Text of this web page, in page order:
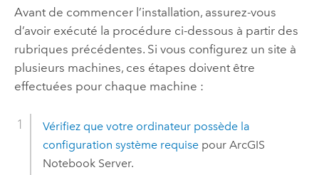
Avant de commencer l’installation, assurez-vous
d’avoir exécuté la procédure ci-dessous à partir des
rubriques précédentes. Si vous configurez un site à
plusieurs machines, ces étapes doivent être
effectuées pour chaque machine :
Vérifiez que votre ordinateur possède la
configuration système requisepour ArcGIS
Notebook Server.